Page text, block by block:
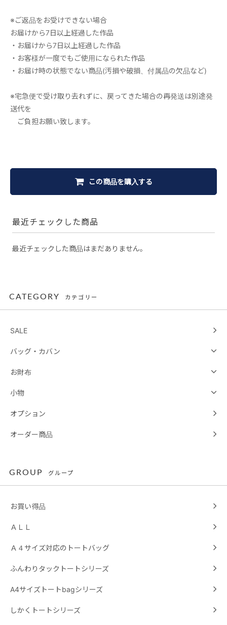
※ご返品をお受けできない場合
お届けから7日以上経過した作品
・お届けから7日以上経過した作品
・お客様が一度でもご使用になられた作品
・お届け時の状態でない商品(汚損や破損、付属品の欠品など)
※宅急便で受け取り去れずに、戻ってきた場合の再発送は別途発
送代を
ご負担お願い致します。
この商品を購入する
最近チェックした商品
最近チェックした商品はまだありません。
CATEGORY カテゴリー
SALE
バッグ・カバン
お財布
小物
オプション
オーダー商品
GROUP グループ
お買い得品
ＡＬＬ
Ａ４サイズ対応のトートバッグ
ふんわりタックトートシリーズ
A4サイズトートbagシリーズ
しかくトートシリーズ